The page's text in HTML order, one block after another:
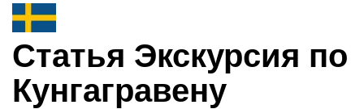
Статья Экскурсия по
Кунгагравену